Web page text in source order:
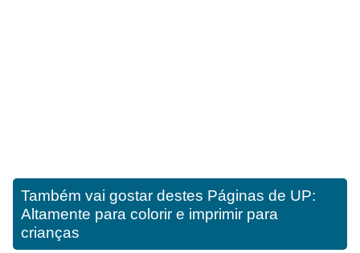
Também vai gostar destes Páginas de UP:
Altamente para colorir e imprimir para
crianças